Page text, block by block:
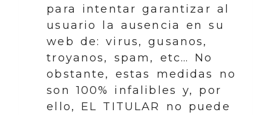
para intentar garantizar al
usuario la ausencia en su
web de: virus, gusanos,
troyanos, spam, etc… No
obstante, estas medidas no
son 100% infalibles y, por
ello, EL TITULAR no puede